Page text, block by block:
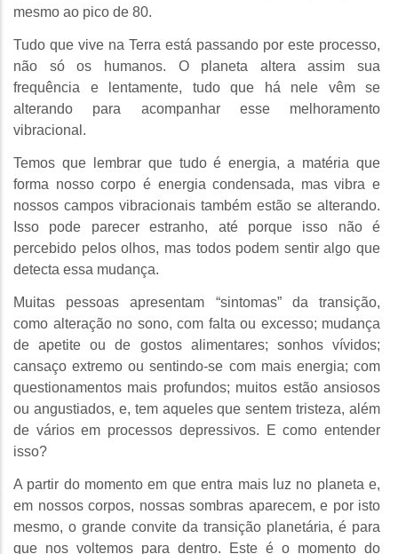
mesmo ao pico de 80.
Tudo que vive na Terra está passando por este processo,
não só os humanos. O planeta altera assim sua
frequência e lentamente, tudo que há nele vêm se
alterando para acompanhar esse melhoramento
vibracional.
Temos que lembrar que tudo é energia, a matéria que
forma nosso corpo é energia condensada, mas vibra e
nossos campos vibracionais também estão se alterando.
Isso pode parecer estranho, até porque isso não é
percebido pelos olhos, mas todos podem sentir algo que
detecta essa mudança.
Muitas pessoas apresentam “sintomas” da transição,
como alteração no sono, com falta ou excesso; mudança
de apetite ou de gostos alimentares; sonhos vívidos;
cansaço extremo ou sentindo-se com mais energia; com
questionamentos mais profundos; muitos estão ansiosos
ou angustiados, e, tem aqueles que sentem tristeza, além
de vários em processos depressivos. E como entender
isso?
A partir do momento em que entra mais luz no planeta e,
em nossos corpos, nossas sombras aparecem, e por isto
mesmo, o grande convite da transição planetária, é para
que nos voltemos para dentro. Este é o momento do